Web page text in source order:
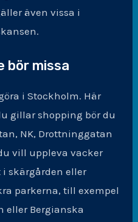
även vissa i
bör missa
i Stockholm. Här
gillar shopping bör du
NK, Drottninggatan
vill uppleva vacker
skärgården eller
parkerna, till exempel
eller Bergianska